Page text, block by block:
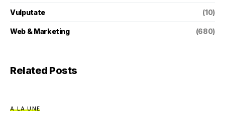
Vulputate (10)
Web & Marketing (680)
Related Posts
A LA UNE